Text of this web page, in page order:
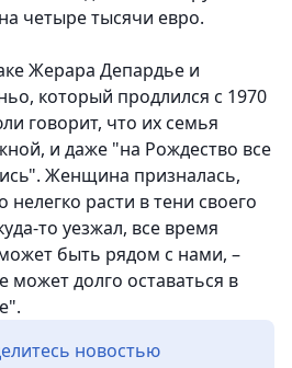
четыре тысячи евро.
Жерара Депардье и
который продлился с 1970
говорит, что их семья
и даже "на Рождество все
Женщина призналась,
расти в тени своего
то уезжал, все время
быть рядом с нами, –
может долго оставаться в
новостью